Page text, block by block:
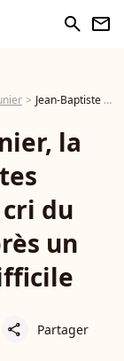
search newsletter
Jean-Baptiste Maunier, la star des Choristes inconsolable : son cri du cœur sept mois après un départ plus que difficile
la
du
un
share Partager